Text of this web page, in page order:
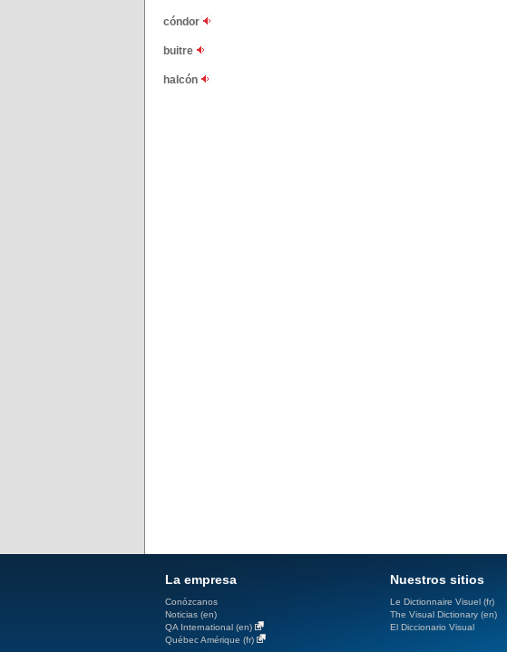
cóndor
buitre
halcón
La empresa
Conózcanos
Noticias (en)
QA International (en)
Québec Amérique (fr)
Nuestros sitios
Le Dictionnaire Visuel (fr)
The Visual Dictionary (en)
El Diccionario Visual